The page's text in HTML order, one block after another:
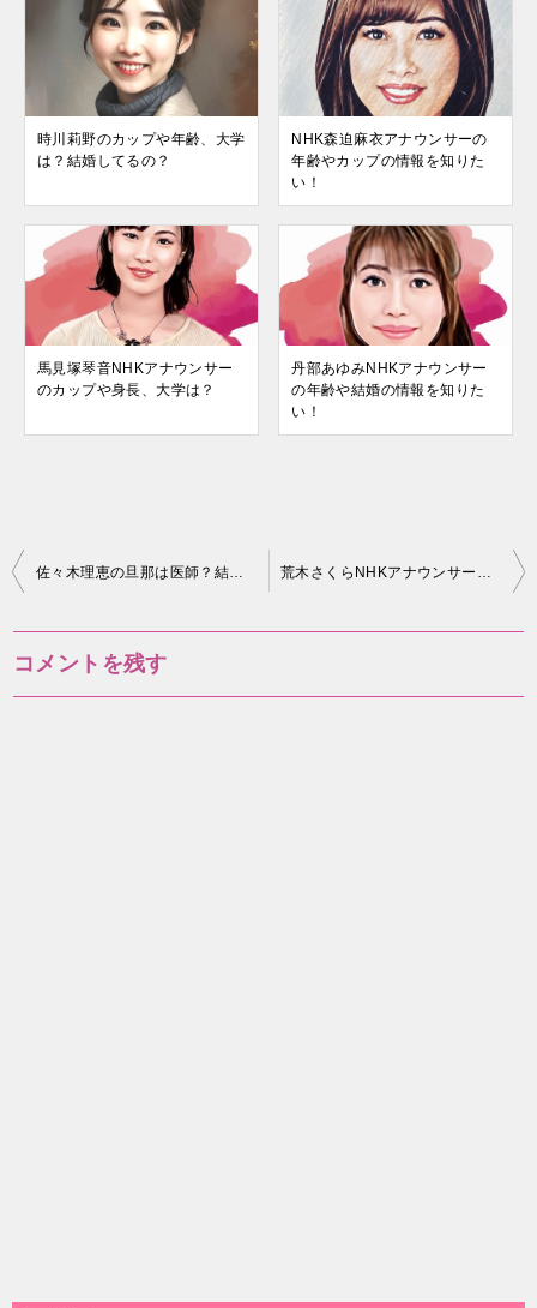
時川莉野のカップや年齢、大学
は？結婚してるの？
NHK森迫麻衣アナウンサーの
年齢やカップの情報を知りた
い！
馬見塚琴音NHKアナウンサー
のカップや身長、大学は？
丹部あゆみNHKアナウンサー
の年齢や結婚の情報を知りた
い！
投
佐々木理恵の旦那は医師？結婚や子供の情報はある？ 荒木さくらNHKアナウンサーの大学や経歴は？彼氏やカップを知りたい！
コメントを残す